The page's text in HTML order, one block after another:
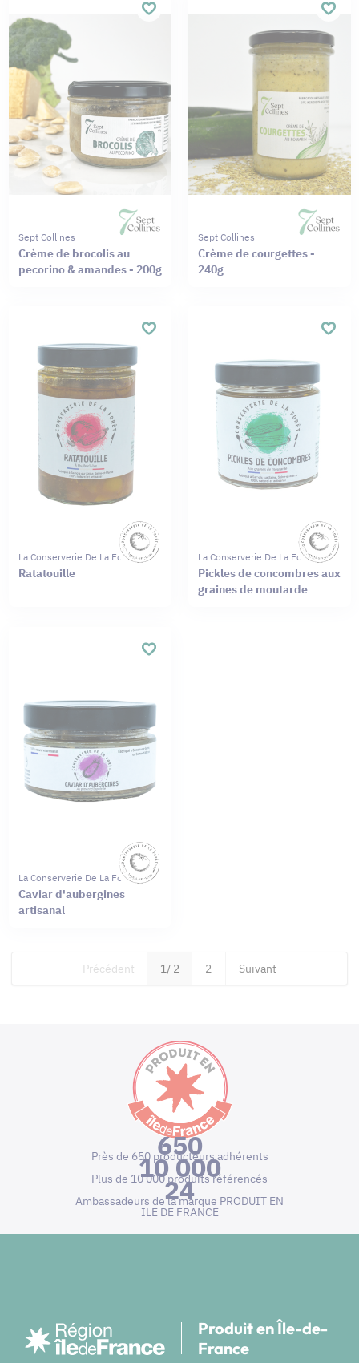
Sept Collines
Crème de brocolis au
pecorino & amandes - 200g
Sept Collines
Crème de courgettes -
240g
La Conserverie De La Forêt
Ratatouille
La Conserverie De La Forêt
Pickles de concombres aux
graines de moutarde
La Conserverie De La Forêt
Caviar d'aubergines
artisanal
Précédent 1 / 2 2 Suivant
650
Près de 650 producteurs adhérents
10 000
Plus de 10 000 produits référencés
24
Ambassadeurs de la marque PRODUIT EN
ILE DE FRANCE
Produit en Île-de-
France